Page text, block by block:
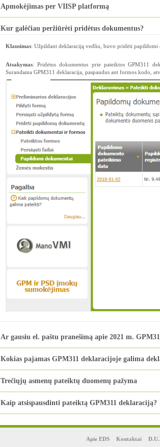
Apmokėjimas per VIISP platformą
Kur galėčiau peržiūrėti pridėtus dokumentus?
Klausimas: Užpildant deklaraciją vedliu, buvo pridėti papildomi
Atsakymas: Pridėtus dokumentus prie pateiktos GPM311
Surandama GPM311 deklaracija, paspaudus ant formos kodo,
Ar gausiu el. paštu pranešimą apie 2021 m.
Kokias pajamas GPM311 deklaracijoje galima
Trečiųjų asmenų pateiktų duomenų pažyma
Kaip atsispausdinti pateiktą GPM311 deklaraciją?
Apie EDS Kontaktai